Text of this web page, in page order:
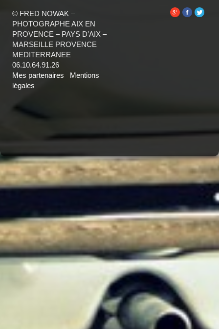
© FRED NOWAK –
PHOTOGRAPHE AIX EN
PROVENCE – PAYS D’AIX –
MARSEILLE PROVENCE
MEDITERRANEE
06.10.64.91.26
Mes partenaires
Mentions
légales